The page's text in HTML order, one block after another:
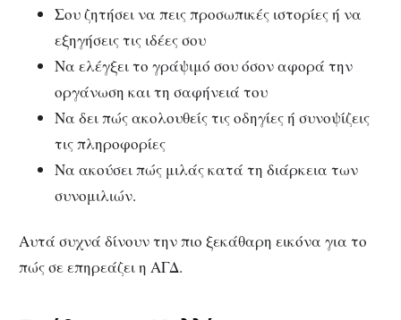
Σου ζητήσει να πεις προσωπικές ιστορίες ή να
εξηγήσεις τις ιδέες σου
Να ελέγξει το γράψιμό σου όσον αφορά την
οργάνωση και τη σαφήνειά του
Να δει πώς ακολουθείς τις οδηγίες ή συνοψίζεις
τις πληροφορίες
Να ακούσει πώς μιλάς κατά τη διάρκεια των
συνομιλιών.
Αυτά συχνά δίνουν την πιο ξεκάθαρη εικόνα για το
πώς σε επηρεάζει η ΑΓΔ.